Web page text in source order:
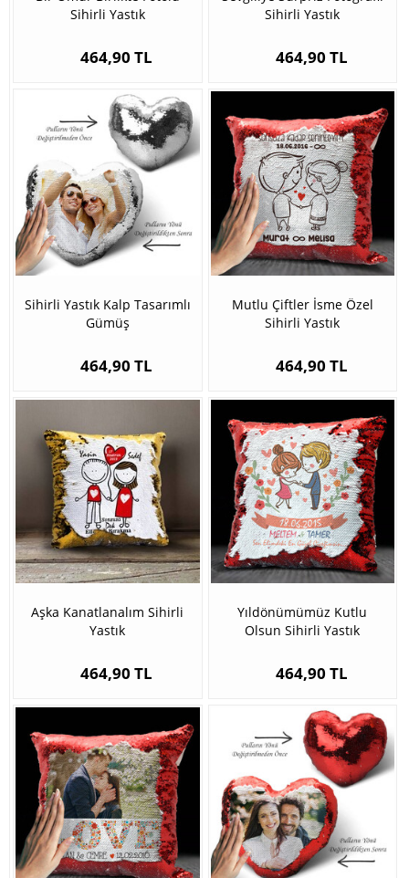
Sihirli Yastık
464,90 TL
Sihirli Yastık
464,90 TL
Sihirli Yastık Kalp Tasarımlı
Gümüş
464,90 TL
Mutlu Çiftler İsme Özel
Sihirli Yastık
464,90 TL
Aşka Kanatlanalım Sihirli
Yastık
464,90 TL
Yıldönümümüz Kutlu
Olsun Sihirli Yastık
464,90 TL